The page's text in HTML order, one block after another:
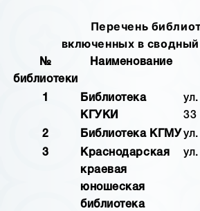
Перечень
включенных в сводный
№
библиотеки
Наименование
1
Библиотека
КГУКИ
33
2
Библиотека КГМУ
3
Краснодарская
краевая
юношеская
библиотека